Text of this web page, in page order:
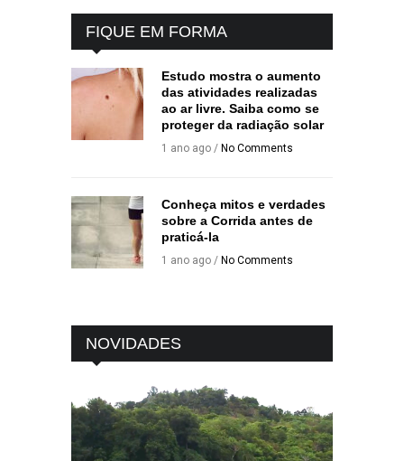
FIQUE EM FORMA
Estudo mostra o aumento
das atividades realizadas
ao ar livre. Saiba como se
proteger da radiação solar
1 ano ago / No Comments
Conheça mitos e verdades
sobre a Corrida antes de
praticá-la
1 ano ago / No Comments
NOVIDADES